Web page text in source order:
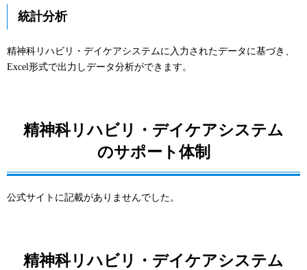
統計分析
精神科リハビリ・デイケアシステムに入力されたデータに基づき、
Excel形式で出力しデータ分析ができます。
精神科リハビリ・デイケアシステム
のサポート体制
公式サイトに記載がありませんでした。
精神科リハビリ・デイケアシステム